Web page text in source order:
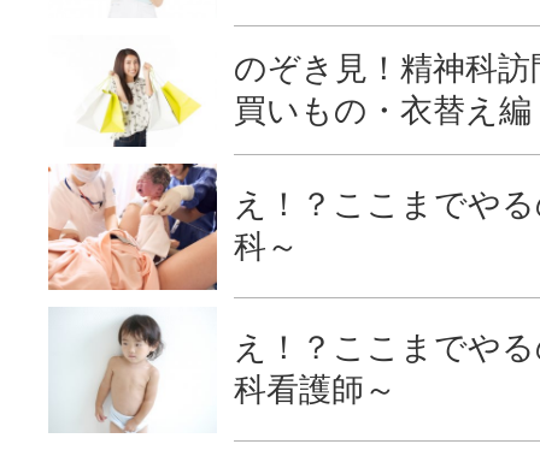
のぞき見！精神科
買いもの・衣替え編
え！？ここまでや
科～
え！？ここまでや
科看護師～